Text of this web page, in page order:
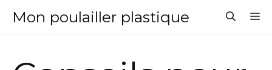
Mon poulailler plastique